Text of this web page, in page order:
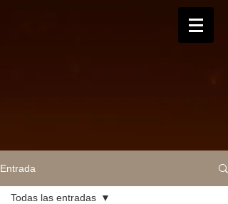
Entrada
Todas las entradas